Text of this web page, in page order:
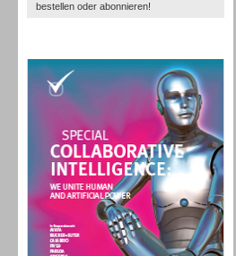
bestellen oder abonnieren!
Personal